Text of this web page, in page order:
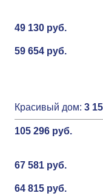
49 130 руб.
59 654 руб.
Красивый дом: 3
105 296 руб.
67 581 руб.
64 815 руб.